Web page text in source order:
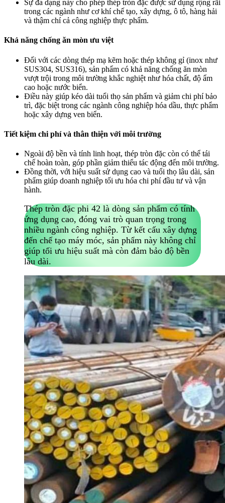
Sự đa dạng này cho phép thép tròn đặc được sử dụng rộng rãi
trong các ngành như cơ khí chế tạo, xây dựng, ô tô, hàng hải
và thậm chí cả công nghiệp thực phẩm.
Khả năng chống ăn mòn ưu việt
Đối với các dòng thép mạ kẽm hoặc thép không gỉ (inox như
SUS304, SUS316), sản phẩm có khả năng chống ăn mòn
vượt trội trong môi trường khắc nghiệt như hóa chất, độ ẩm
cao hoặc nước biển.
Điều này giúp kéo dài tuổi thọ sản phẩm và giảm chi phí bảo
trì, đặc biệt trong các ngành công nghiệp hóa dầu, thực phẩm
hoặc xây dựng ven biển.
Tiết kiệm chi phí và thân thiện với môi trường
Ngoài độ bền và tính linh hoạt, thép tròn đặc còn có thể tái
chế hoàn toàn, góp phần giảm thiểu tác động đến môi trường.
Đồng thời, với hiệu suất sử dụng cao và tuổi thọ lâu dài, sản
phẩm giúp doanh nghiệp tối ưu hóa chi phí đầu tư và vận
hành.
Thép tròn đặc phi 42 là dòng sản phẩm có tính
ứng dụng cao, đóng vai trò quan trọng trong
nhiều ngành công nghiệp. Từ kết cấu xây dựng
đến chế tạo máy móc, sản phẩm này không chỉ
giúp tối ưu hiệu suất mà còn đảm bảo độ bền
lâu dài.